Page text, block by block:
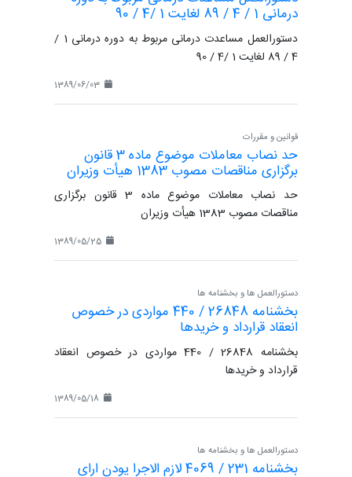
درمانی 1 / 4 / 89 لغایت 1 /4 / 90
دستورالعمل مساعدت درمانی مربوط به دوره درمانی 1 /
4 / 89 لغایت 1 /4 / 90
قوانین و مقررات
حد نصاب معاملات موضوع ماده 3 قانون
برگزاری مناقصات مصوب 1383 هیأت وزیران
حد نصاب معاملات موضوع ماده 3 قانون برگزاری
مناقصات مصوب 1383 هیأت وزیران
دستورالعمل ها و بخشنامه ها
بخشنامه 26848 / 440 مواردی در خصوص
انعقاد قرارداد و خریدها
بخشنامه 26848 / 440 مواردی در خصوص انعقاد
قرارداد و خریدها
دستورالعمل ها و بخشنامه ها
بخشنامه 231 / 4069 لازم الاجرا یودن ارای